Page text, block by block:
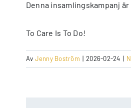
Denna insamlingskampanj
To Care Is To Do!
Av Jenny Boström | 2026-02-24 |